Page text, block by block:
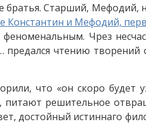
Старший,
Константин и Мефодий,
феноменальным. Чрез
чтению
что «он скоро
питают решительное
достойный истиннаго